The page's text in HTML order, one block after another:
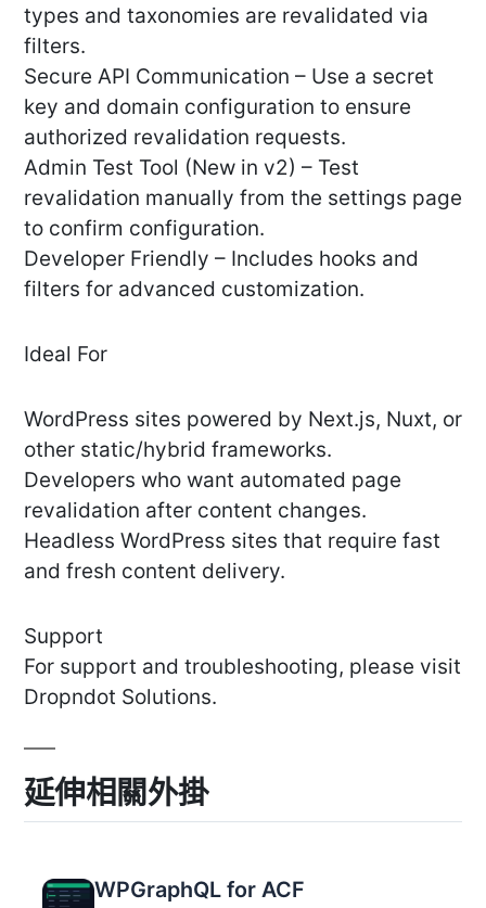
types and taxonomies are revalidated via
filters.
Secure API Communication – Use a secret
key and domain configuration to ensure
authorized revalidation requests.
Admin Test Tool (New in v2) – Test
revalidation manually from the settings page
to confirm configuration.
Developer Friendly – Includes hooks and
filters for advanced customization.
Ideal For
WordPress sites powered by Next.js, Nuxt, or
other static/hybrid frameworks.
Developers who want automated page
revalidation after content changes.
Headless WordPress sites that require fast
and fresh content delivery.
Support
For support and troubleshooting, please visit
Dropndot Solutions.
延伸相關外掛
WPGraphQL for ACF